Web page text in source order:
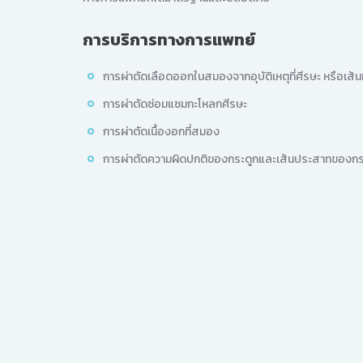
การบริการทางการแพทย์
การผ่าตัดเลือดออกในสมองจากอุบัติเหตุที่ศีรษะ หรือเ
การผ่าตัดซ่อมแซมกะโหลกศีรษะ
การผ่าตัดเนื้องอกที่สมอง
การผ่าตัดความผิดปกติของกระดูกและเส้นประสาทของ